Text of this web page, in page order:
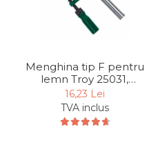
Menghina tip F pentru
lemn Troy 25031,
50x250 mm
16,23 Lei
TVA inclus